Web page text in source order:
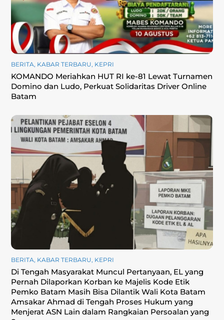
BERITA, KABAR TERBARU, KEPRI
KOMANDO Meriahkan HUT RI ke-81 Lewat Turnamen
Domino dan Ludo, Perkuat Solidaritas Driver Online
Batam
BERITA, KABAR TERBARU, KEPRI
Di Tengah Masyarakat Muncul Pertanyaan, EL yang
Pernah Dilaporkan Korban ke Majelis Kode Etik
Pemko Batam Masih Bisa Dilantik Wali Kota Batam
Amsakar Ahmad di Tengah Proses Hukum yang
Menjerat ASN Lain dalam Rangkaian Persoalan yang